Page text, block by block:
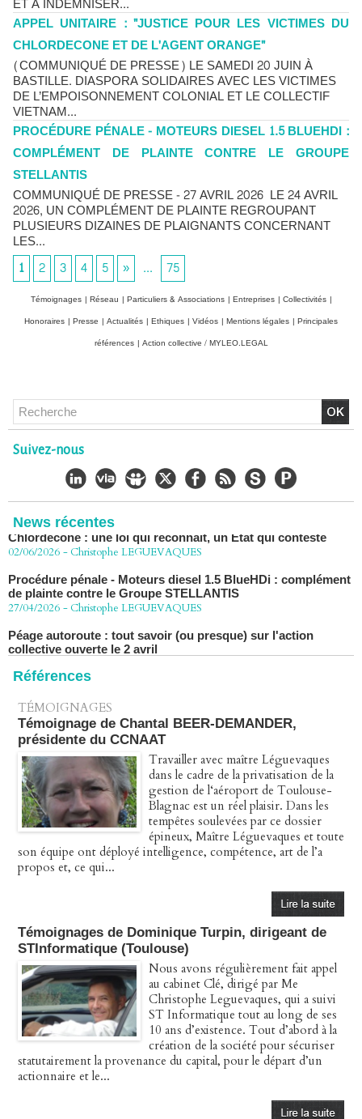
APPEL UNITAIRE : "JUSTICE POUR LES VICTIMES DU
CHLORDECONE ET DE L'AGENT ORANGE"
(COMMUNIQUÉ DE PRESSE) LE SAMEDI 20 JUIN À
BASTILLE. DIASPORA SOLIDAIRES AVEC LES VICTIMES
DE L’EMPOISONNEMENT COLONIAL ET LE COLLECTIF
VIETNAM...
PROCÉDURE PÉNALE - MOTEURS DIESEL 1.5 BLUEHDI :
COMPLÉMENT DE PLAINTE CONTRE LE GROUPE
STELLANTIS
COMMUNIQUÉ DE PRESSE - 27 AVRIL 2026 LE 24 AVRIL
2026, UN COMPLÉMENT DE PLAINTE REGROUPANT
PLUSIEURS DIZAINES DE PLAIGNANTS CONCERNANT
LES...
1
2 3 4 5 » ... 75
Témoignages | Réseau | Particuliers & Associations | Entreprises | Collectivités |
Honoraires | Presse | Actualités | Ethiques | Vidéos | Mentions légales | Principales
références | Action collective / MYLEO.LEGAL
Suivez-nous
News récentes
vers la Cour de cassation
30/06/2026 -Christophe LEGUEVAQUES
LÈGUEVAQUES (CLE), avocat de parties civiles, après la
décision de confirmation du non-lieu
-Christophe LEGUEVAQUES
02/06/2026 -Christophe LEGUEVAQUES
Procédure pénale - Moteurs diesel 1.5 BlueHDi : complément
27/04/2026 - Christophe LEGUEVAQUES
Péage autoroute : tout savoir (ou presque) sur l'action
07/04/2026 -Christophe LEGUEVAQUES
Références
TÉMOIGNAGES
Témoignage de Chantal BEER-DEMANDER,
présidente du CCNAAT
Travailler avec maître Léguevaques
dans le cadre de la privatisation de la
gestion de l‘aéroport de Toulouse-
Blagnac est un réel plaisir. Dans les
tempêtes soulevées par ce dossier
épineux, Maître Léguevaques et toute
son équipe ont déployé intelligence, compétence, art de l’a
propos et, ce qui...
Témoignages de Dominique Turpin, dirigeant de
STInformatique (Toulouse)
Nous avons régulièrement fait appel
au cabinet Clé, dirigé par Me
Christophe Leguevaques, qui a suivi
ST Informatique tout au long de ses
10 ans d’existence. Tout d’abord à la
création de la société pour sécuriser
statutairement la provenance du capital, pour le départ d’un
actionnaire et le...